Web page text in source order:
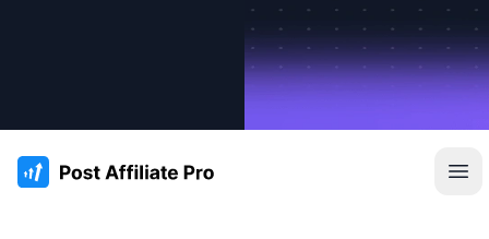
:site.title